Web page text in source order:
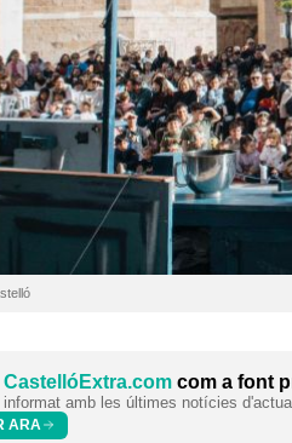
CastellóExtra.com com a font
informat amb les últimes notícies
ARA